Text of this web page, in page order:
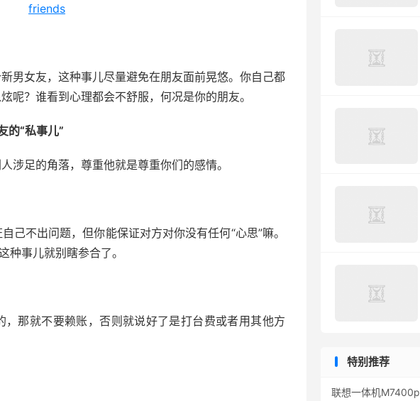
男女友，这种事儿尽量避免在朋友面前晃悠。你自己都
呢？谁看到心理都会不舒服，何况是你的朋友。
的“私事儿”
涉足的角落，尊重他就是尊重你们的感情。
己不出问题，但你能保证对方对你没有任何“心思”嘛。
种事儿就别瞎参合了。
那就不要赖账，否则就说好了是打台费或者用其他方
特别推荐
联想一体机